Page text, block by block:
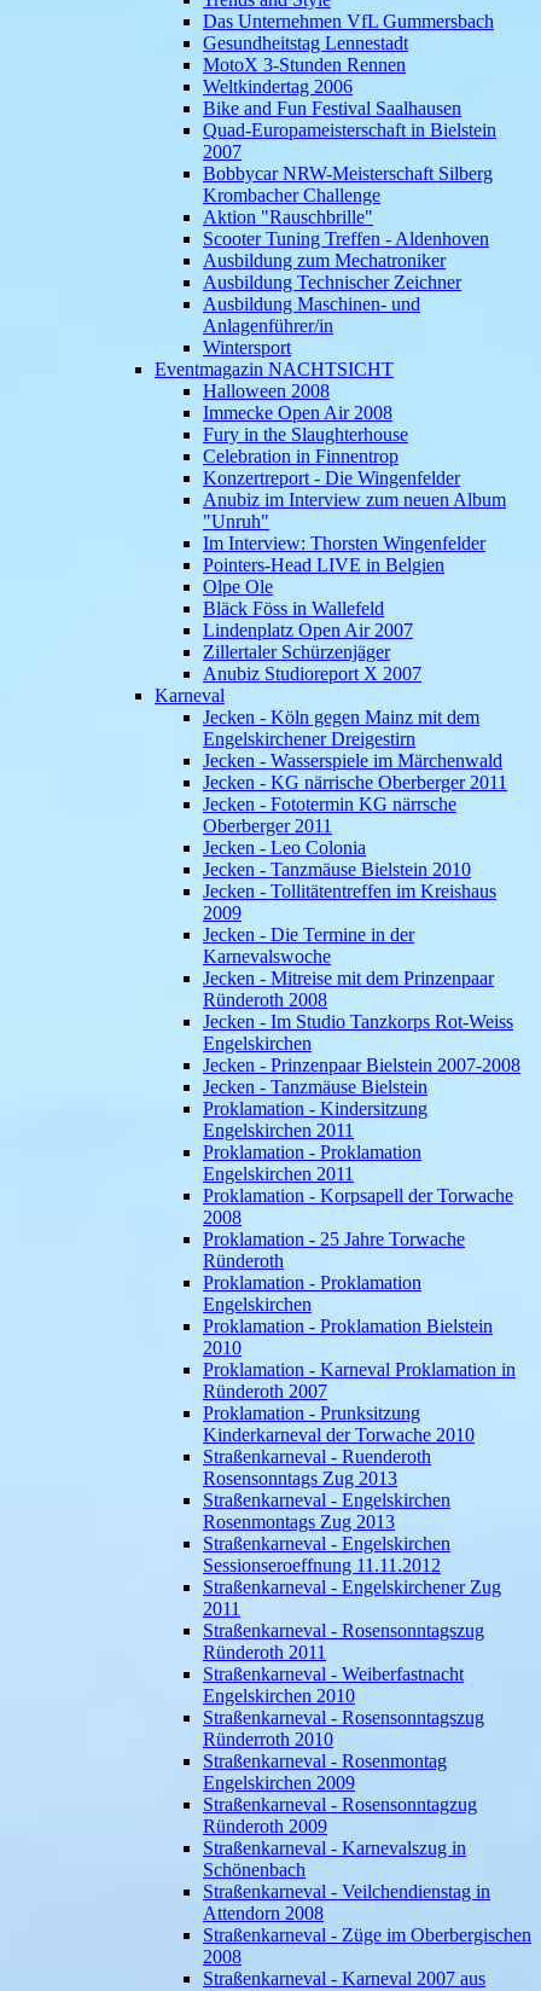
Das Unternehmen VfL Gummersbach
Gesundheitstag Lennestadt
MotoX 3-Stunden Rennen
Weltkindertag 2006
Bike and Fun Festival Saalhausen
Quad-Europameisterschaft in Bielstein
2007
Bobbycar NRW-Meisterschaft Silberg
Krombacher Challenge
Aktion "Rauschbrille"
Scooter Tuning Treffen - Aldenhoven
Ausbildung zum Mechatroniker
Ausbildung Technischer Zeichner
Ausbildung Maschinen- und
Anlagenführer/in
Wintersport
Eventmagazin NACHTSICHT
Halloween 2008
Immecke Open Air 2008
Fury in the Slaughterhouse
Celebration in Finnentrop
Konzertreport - Die Wingenfelder
Anubiz im Interview zum neuen Album
"Unruh"
Im Interview: Thorsten Wingenfelder
Pointers-Head LIVE in Belgien
Olpe Ole
Bläck Föss in Wallefeld
Lindenplatz Open Air 2007
Zillertaler Schürzenjäger
Anubiz Studioreport X 2007
Karneval
Jecken - Köln gegen Mainz mit dem
Engelskirchener Dreigestirn
Jecken - Wasserspiele im Märchenwald
Jecken - KG närrische Oberberger 2011
Jecken - Fototermin KG närrsche
Oberberger 2011
Jecken - Leo Colonia
Jecken - Tanzmäuse Bielstein 2010
Jecken - Tollitätentreffen im Kreishaus
2009
Jecken - Die Termine in der
Karnevalswoche
Jecken - Mitreise mit dem Prinzenpaar
Ründeroth 2008
Jecken - Im Studio Tanzkorps Rot-Weiss
Engelskirchen
Jecken - Prinzenpaar Bielstein 2007-2008
Jecken - Tanzmäuse Bielstein
Proklamation - Kindersitzung
Engelskirchen 2011
Proklamation - Proklamation
Engelskirchen 2011
Proklamation - Korpsapell der Torwache
2008
Proklamation - 25 Jahre Torwache
Ründeroth
Proklamation - Proklamation
Engelskirchen
Proklamation - Proklamation Bielstein
2010
Proklamation - Karneval Proklamation in
Ründeroth 2007
Proklamation - Prunksitzung
Kinderkarneval der Torwache 2010
Straßenkarneval - Ruenderoth
Rosensonntags Zug 2013
Straßenkarneval - Engelskirchen
Rosenmontags Zug 2013
Straßenkarneval - Engelskirchen
Sessionseroeffnung 11.11.2012
Straßenkarneval - Engelskirchener Zug
2011
Straßenkarneval - Rosensonntagszug
Ründeroth 2011
Straßenkarneval - Weiberfastnacht
Engelskirchen 2010
Straßenkarneval - Rosensonntagszug
Ründerroth 2010
Straßenkarneval - Rosenmontag
Engelskirchen 2009
Straßenkarneval - Rosensonntagzug
Ründeroth 2009
Straßenkarneval - Karnevalszug in
Schönenbach
Straßenkarneval - Veilchendienstag in
Attendorn 2008
Straßenkarneval - Züge im Oberbergischen
2008
Straßenkarneval - Karneval 2007 aus